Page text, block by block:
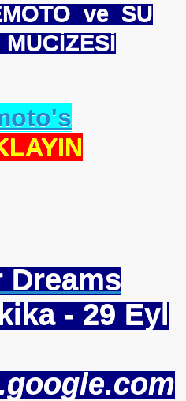
ve SU
Dreams
- 29 Eyl
GÜNÜ